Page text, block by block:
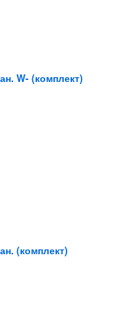
W- (комплект)
(комплект)